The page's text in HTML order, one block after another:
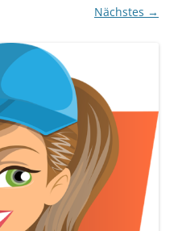
Nächstes →